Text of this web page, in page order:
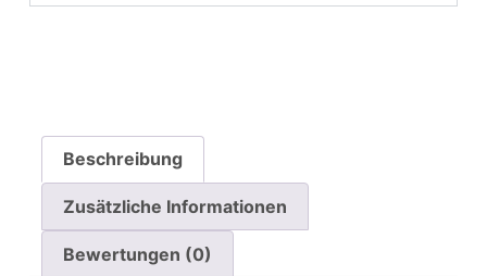
Beschreibung
Zusätzliche Informationen
Bewertungen (0)